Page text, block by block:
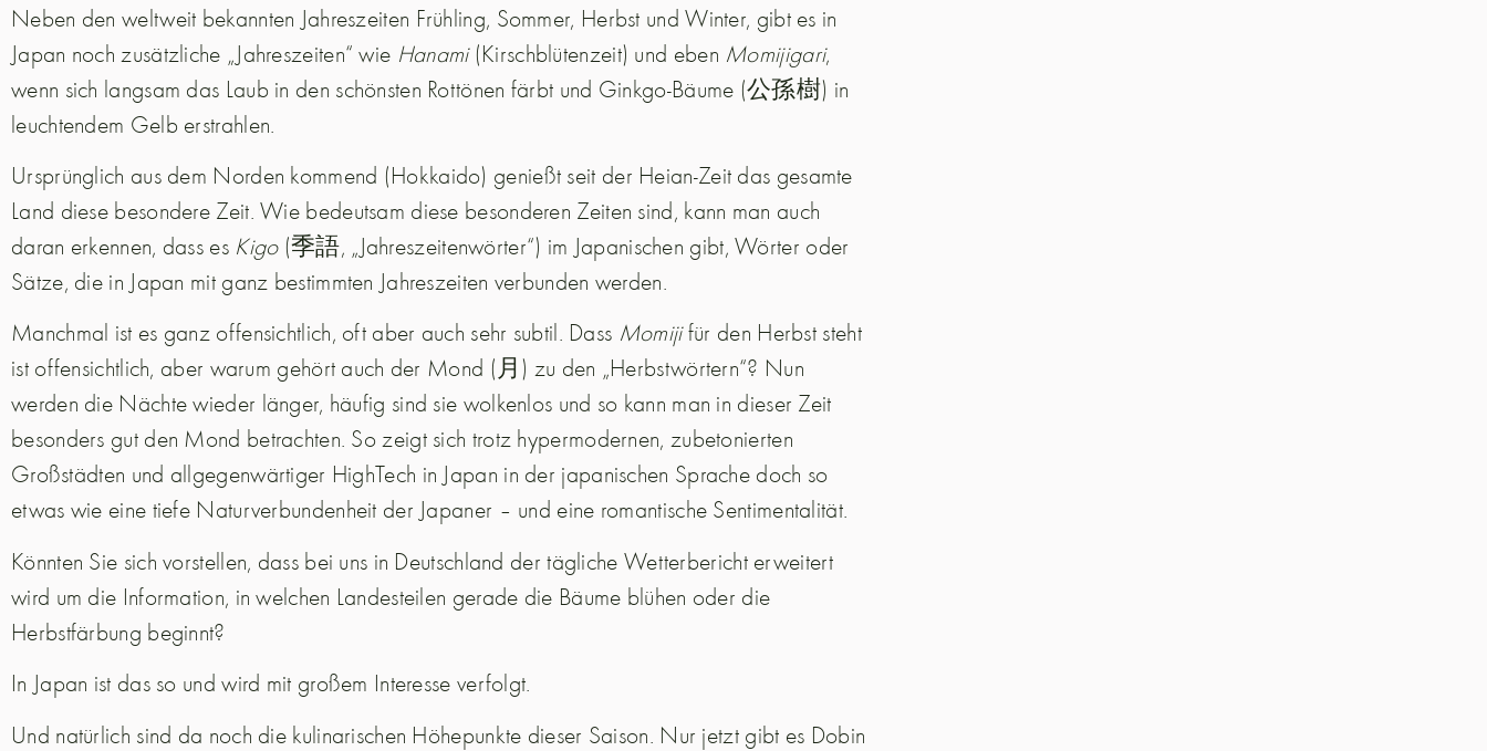
Neben den weltweit bekannten Jahreszeiten Frühling, Sommer, Herbst und Winter, gibt es in
Japan noch zusätzliche „Jahreszeiten“ wie Hanami(Kirschblütenzeit) und eben Momijigari,
wenn sich langsam das Laub in den schönsten Rottönen färbt und Ginkgo-Bäume (公孫樹) in
leuchtendem Gelb erstrahlen.
Ursprünglich aus dem Norden kommend (Hokkaido) genießt seit der Heian-Zeit das gesamte
Land diese besondere Zeit. Wie bedeutsam diese besonderen Zeiten sind, kann man auch
daran erkennen, dass es Kigo(季語, „Jahreszeitenwörter“) im Japanischen gibt, Wörter oder
Sätze, die in Japan mit ganz bestimmten Jahreszeiten verbunden werden.
Manchmal ist es ganz offensichtlich, oft aber auch sehr subtil. Dass Momijifür den Herbst steht
ist offensichtlich, aber warum gehört auch der Mond (月) zu den „Herbstwörtern“? Nun
werden die Nächte wieder länger, häufig sind sie wolkenlos und so kann man in dieser Zeit
besonders gut den Mond betrachten. So zeigt sich trotz hypermodernen, zubetonierten
Großstädten und allgegenwärtiger HighTech in Japan in der japanischen Sprache doch so
etwas wie eine tiefe Naturverbundenheit der Japaner – und eine romantische Sentimentalität.
Könnten Sie sich vorstellen, dass bei uns in Deutschland der tägliche Wetterbericht erweitert
wird um die Information, in welchen Landesteilen gerade die Bäume blühen oder die
Herbstfärbung beginnt?
In Japan ist das so und wird mit großem Interesse verfolgt.
Und natürlich sind da noch die kulinarischen Höhepunkte dieser Saison. Nur jetzt gibt es Dobin